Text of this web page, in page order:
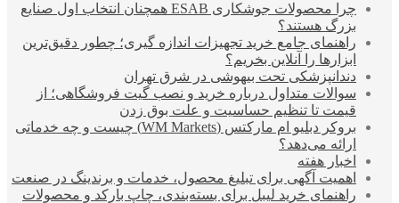
چرا محصولات جوشکاری ESAB همچنان انتخاب اول صنایع
بزرگ هستند؟
راهنمای جامع خرید تجهیزات اندازه گیری؛ چطور دقیق‌ترین
ابزارها را آنلاین بخریم؟
دندانپزشکی تحت بیهوشی در شرق تهران
سوالات متداول درباره خرید و نصب گیت فروشگاهی؛ از
قیمت تا تنظیم حساسیت و علت بوق زدن
بروکر دبلیو ام مارکتس (WM Markets) چیست و چه خدماتی
ارائه می‌دهد؟
اخبار هفته
اهمیت آگهی برای تبلیغ محصول، خدمات و برندینگ در صنعت
راهنمای خرید لیبل برای بسته‌بندی، چاپ بارکد و محصولات